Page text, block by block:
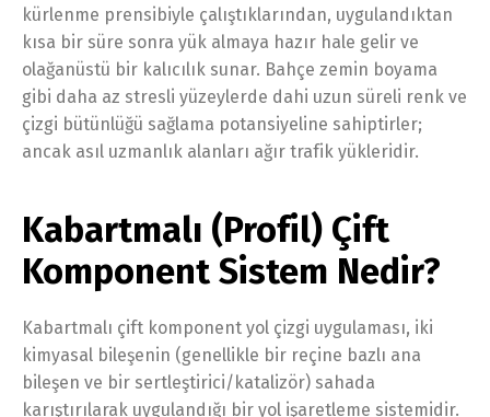
kürlenme prensibiyle çalıştıklarından, uygulandıktan
kısa bir süre sonra yük almaya hazır hale gelir ve
olağanüstü bir kalıcılık sunar. Bahçe zemin boyama
gibi daha az stresli yüzeylerde dahi uzun süreli renk ve
çizgi bütünlüğü sağlama potansiyeline sahiptirler;
ancak asıl uzmanlık alanları ağır trafik yükleridir.
Kabartmalı (Profil) Çift
Komponent Sistem Nedir?
Kabartmalı çift komponent yol çizgi uygulaması, iki
kimyasal bileşenin (genellikle bir reçine bazlı ana
bileşen ve bir sertleştirici/katalizör) sahada
karıştırılarak uygulandığı bir yol işaretleme sistemidir.